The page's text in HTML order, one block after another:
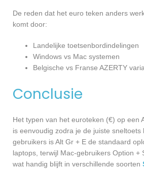
De reden dat het euro teken anders
komt door:
Landelijke toetsenbordindelingen
Windows vs Mac systemen
Belgische vs Franse AZERTY
Conclusie
Het typen van het euroteken (€) op een
is eenvoudig zodra je de juiste sneltoets
gebruikers is Alt Gr + E de standaard
laptops, terwijl Mac-gebruikers Option +
wat handig blijft in verschillende soorten